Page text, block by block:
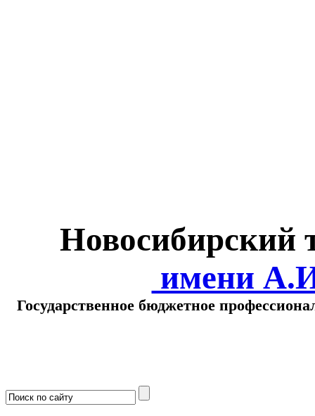
Новосибирский
имени
Государственное бюджетное